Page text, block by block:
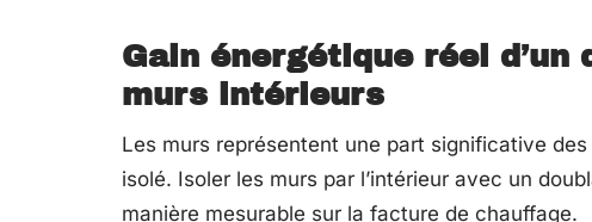
Gain énergétique réel
murs intérieurs
Les murs représentent une part significative
isolé. Isoler les murs par l’intérieur avec un
manière mesurable sur la facture de chauffage.